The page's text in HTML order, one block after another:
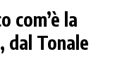
com’è la
dal Tonale